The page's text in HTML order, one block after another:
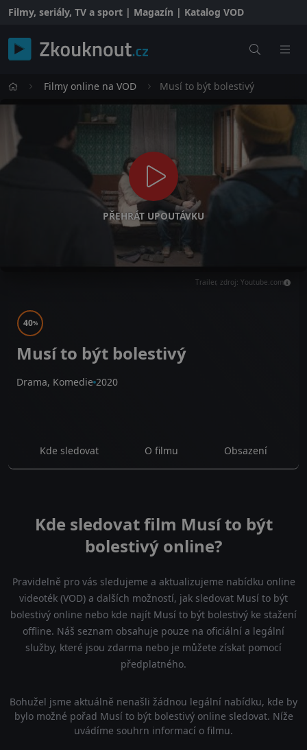
Filmy, seriály, TV a sport | Magazín | Katalog VOD
Filmy online na VOD Musí to být bolestivý
PŘEHRÁT UPOUTÁVKU
Trailer, zdroj: Youtube.com
40%
Musí to být bolestivý
Drama, Komedie 2020
Kde sledovat O filmu Obsazení
Kde sledovat film Musí to být
bolestivý online?
Pravidelně pro vás sledujeme a aktualizujeme nabídku online
videoték (VOD) a dalších možností, jak sledovat Musí to být
bolestivý online nebo kde najít Musí to být bolestivý ke stažení
offline. Náš seznam obsahuje pouze na oficiální a legální
služby, které jsou zdarma nebo je můžete získat pomocí
předplatného.
Bohužel jsme aktuálně nenašli žádnou legální nabídku, kde by
bylo možné pořad Musí to být bolestivý online sledovat. Níže
uvádíme souhrn informací o filmu.